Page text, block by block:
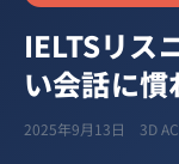
IELTSリス
い会話に
2025年9月13日 3D